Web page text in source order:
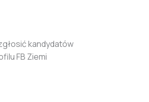
kandydatów
FB Ziemi